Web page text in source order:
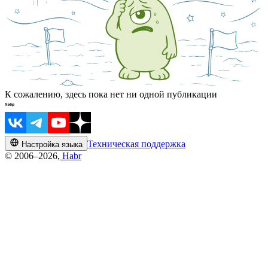
К сожалению, здесь пока нет ни одной публикации
Настройка языка Техническая поддержка
© 2006–2026, Habr